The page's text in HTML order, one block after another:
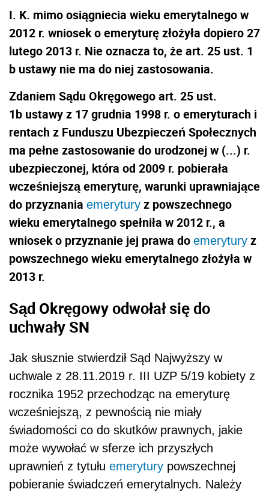
I. K. mimo osiągniecia wieku emerytalnego w
2012 r. wniosek o emeryturę złożyła dopiero 27
lutego 2013 r. Nie oznacza to, że art. 25 ust. 1
b ustawy nie ma do niej zastosowania.
Zdaniem Sądu Okręgowego art. 25 ust.
1b ustawy z 17 grudnia 1998 r. o emeryturach i
rentach z Funduszu Ubezpieczeń Społecznych
ma pełne zastosowanie do urodzonej w (...) r.
ubezpieczonej, która od 2009 r. pobierała
wcześniejszą emeryturę, warunki uprawniające
do przyznania emerytury z powszechnego
wieku emerytalnego spełniła w 2012 r., a
wniosek o przyznanie jej prawa do emerytury z
powszechnego wieku emerytalnego złożyła w
2013 r.
Sąd Okręgowy odwołał się do
uchwały SN
Jak słusznie stwierdził Sąd Najwyższy w
uchwale z 28.11.2019 r. III UZP 5/19 kobiety z
rocznika 1952 przechodząc na emeryturę
wcześniejszą, z pewnością nie miały
świadomości co do skutków prawnych, jakie
może wywołać w sferze ich przyszłych
uprawnień z tytułu emerytury powszechnej
pobieranie świadczeń emerytalnych. Należy